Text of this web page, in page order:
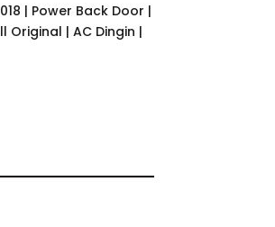
| Power Back Door |
Original | AC Dingin |